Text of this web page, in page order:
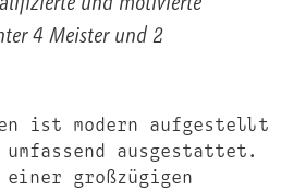
4 Meister und 2
ist modern aufgestellt
ausgestattet.
einer großzügigen